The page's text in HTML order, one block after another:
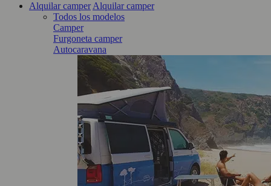
Alquilar camper Alquilar camper
Todos los modelos
Camper
Furgoneta camper
Autocaravana